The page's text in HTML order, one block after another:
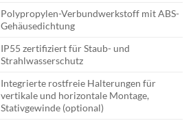
Polypropylen-Verbundwerkstoff mit ABS-
Gehäusedichtung
IP55 zertifiziert für Staub- und
Strahlwasserschutz
Integrierte rostfreie Halterungen für
vertikale und horizontale Montage,
Stativgewinde (optional)